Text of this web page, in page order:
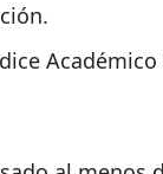
Académico